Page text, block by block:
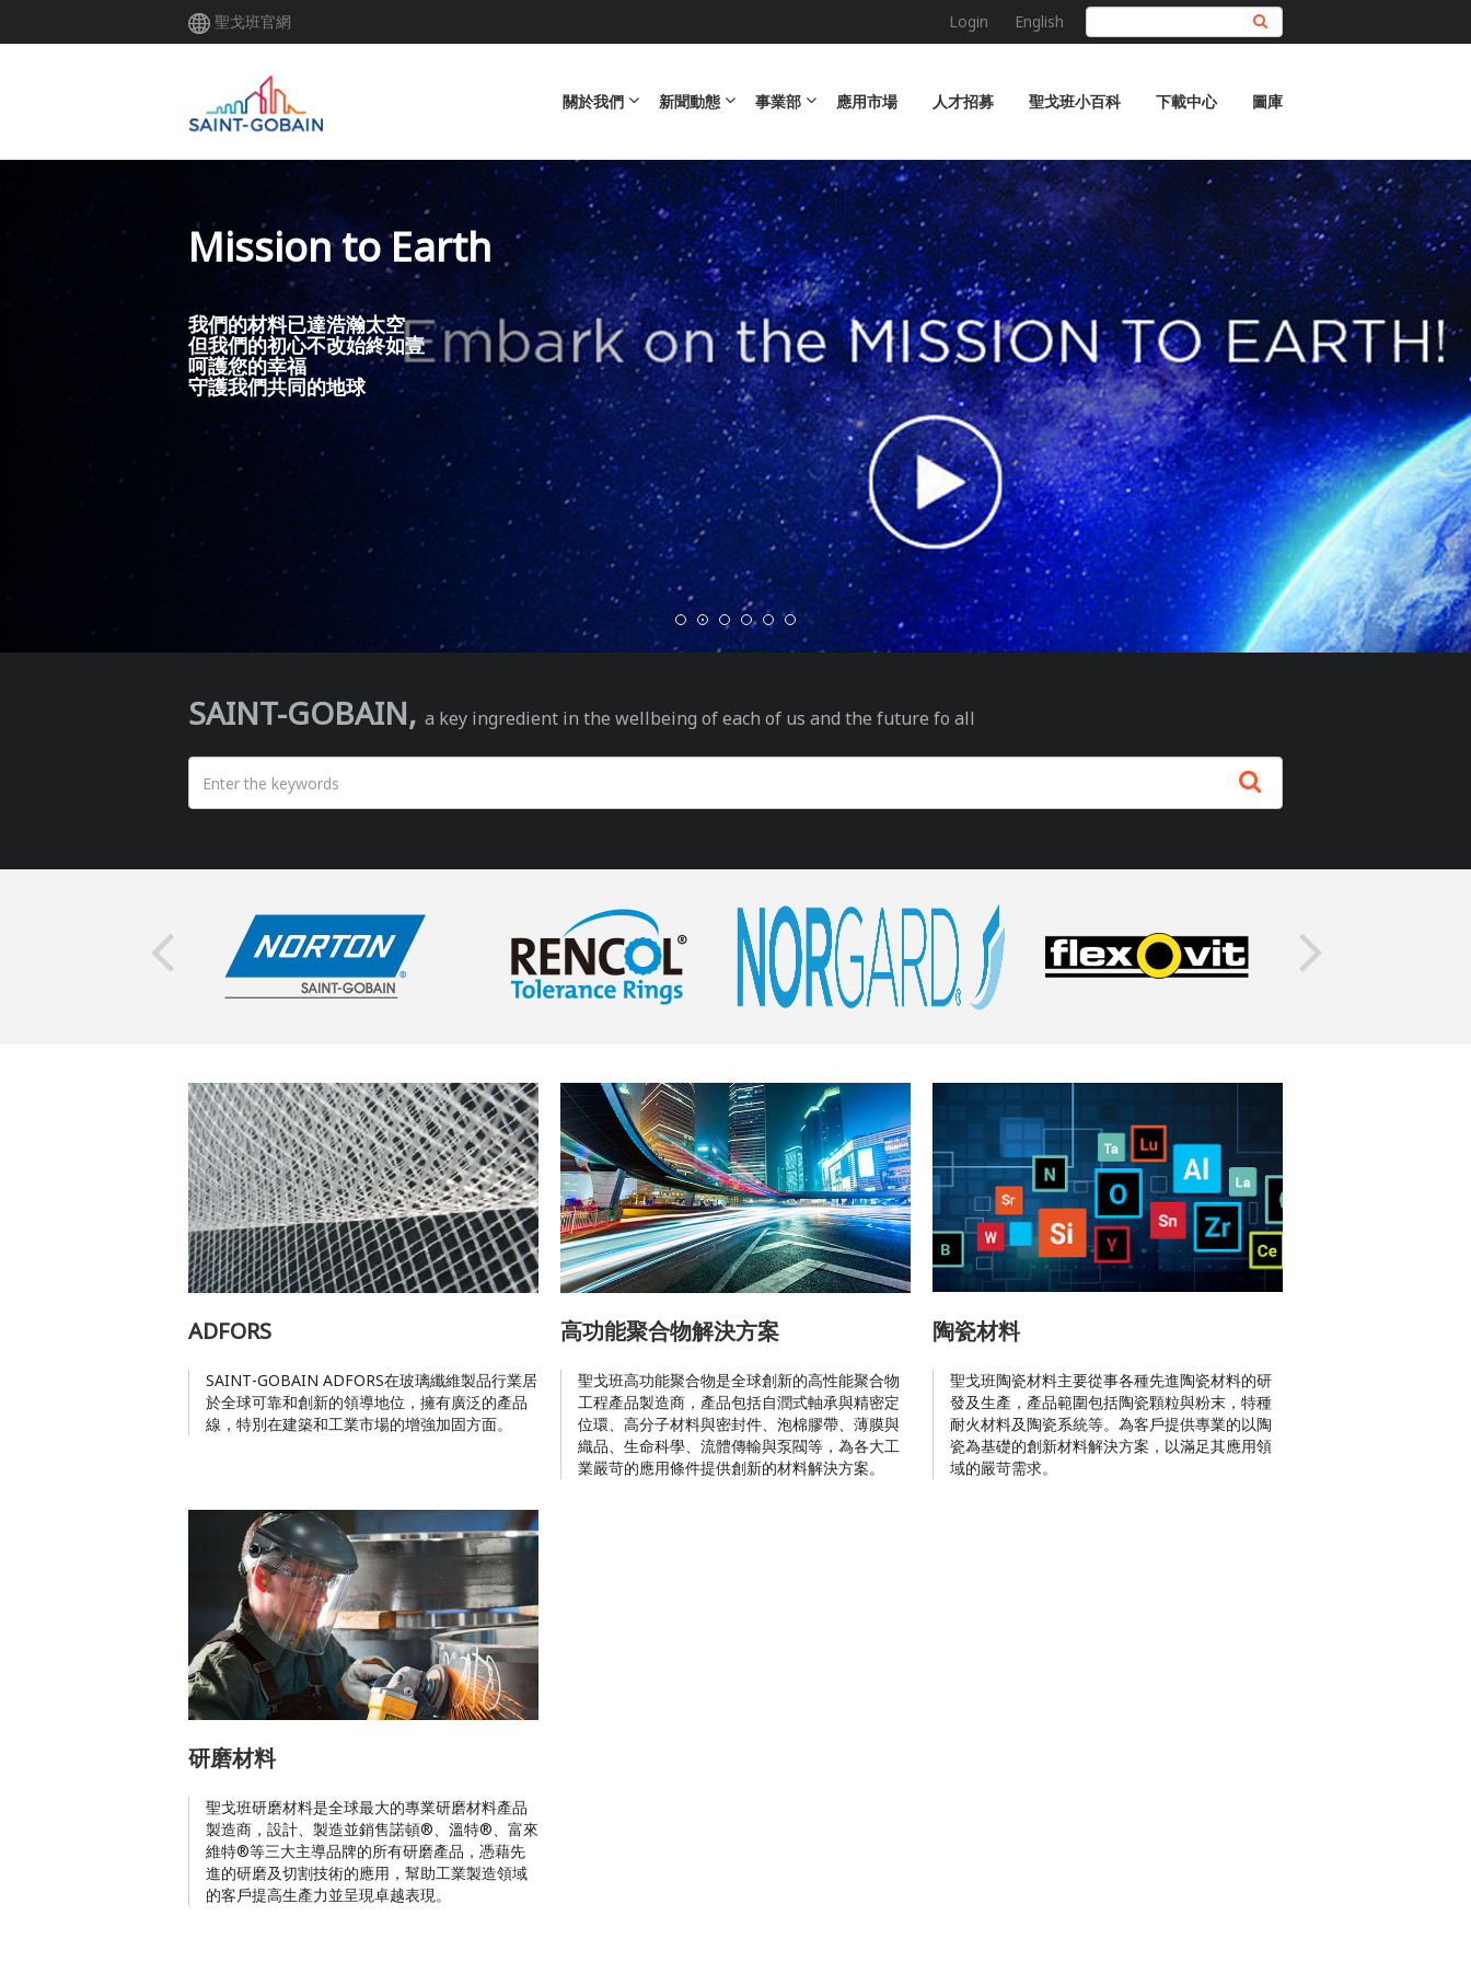
聖戈班官網 Login English
關於我們 新聞動態 事業部 應用市場 人才招募 聖戈班小百科 下載中心 圖庫
Mission to Earth
我們的材料已達浩瀚太空
但我們的初心不改始終如壹
呵護您的幸福
守護我們共同的地球
SAINT-GOBAIN, a key ingredient in the wellbeing of each of us and the future fo all
搜尋
ADFORS
SAINT-GOBAIN ADFORS在玻璃纖維製品行業居
於全球可靠和創新的領導地位，擁有廣泛的產品
線，特別在建築和工業市場的增強加固方面。
高功能聚合物解決方案
聖戈班高功能聚合物是全球創新的高性能聚合物
工程產品製造商，產品包括自潤式軸承與精密定
位環、高分子材料與密封件、泡棉膠帶、薄膜與
織品、生命科學、流體傳輸與泵閥等，為各大工
業嚴苛的應用條件提供創新的材料解決方案。
陶瓷材料
聖戈班陶瓷材料主要從事各種先進陶瓷材料的研
發及生產，產品範圍包括陶瓷顆粒與粉末，特種
耐火材料及陶瓷系統等。為客戶提供專業的以陶
瓷為基礎的創新材料解決方案，以滿足其應用領
域的嚴苛需求。
研磨材料
聖戈班研磨材料是全球最大的專業研磨材料產品
製造商，設計、製造並銷售諾頓®、溫特®、富來
維特®等三大主導品牌的所有研磨產品，憑藉先
進的研磨及切割技術的應用，幫助工業製造領域
的客戶提高生產力並呈現卓越表現。